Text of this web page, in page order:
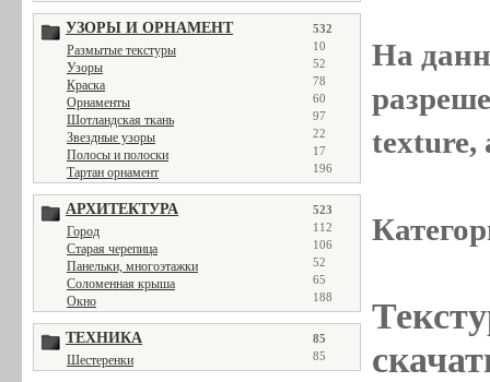
УЗОРЫ И ОРНАМЕНТ 532
Размытые текстуры 10
Узоры 52
Краска 78
Орнаменты 60
Шотландская ткань 97
Звездные узоры 22
Полосы и полоски 17
Тартан орнамент 196
АРХИТЕКТУРА 523
Город 112
Старая черепица 106
Панельки, многоэтажки 52
Соломенная крыша 65
Окно 188
ТЕХНИКА 85
Шестеренки 85
На
texture,